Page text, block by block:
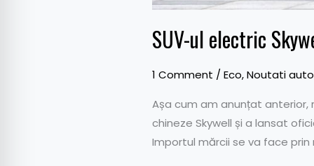
SUV-ul electric
1 Comment / Eco,Noutati auto
Așa cum am anunțat anterior,
chineze Skywell și a lansat
Importul mărcii se va face prin